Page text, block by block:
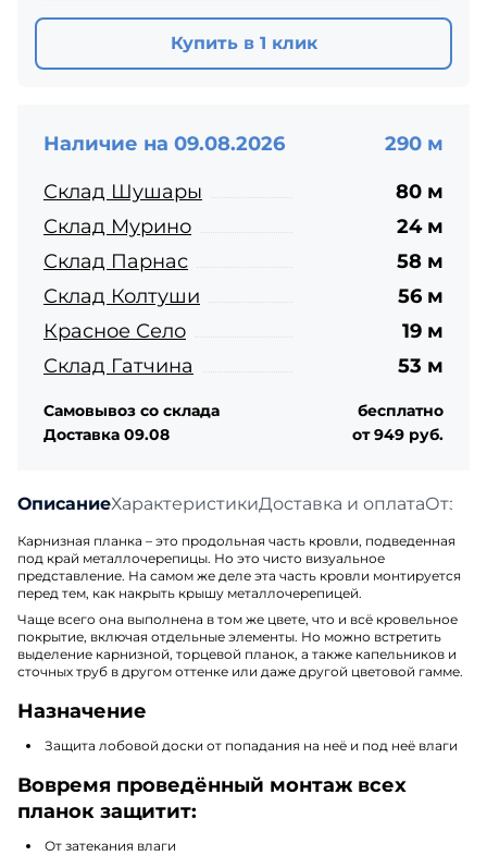
ОписаниеХарактеристикиДоставка и оплата
Карнизная планка – это продольная часть кровли, подведенная
под край металлочерепицы. Но это чисто визуальное
представление. На самом же деле эта часть кровли монтируется
перед тем, как накрыть крышу металлочерепицей.
Чаще всего она выполнена в том же цвете, что и всё кровельное
покрытие, включая отдельные элементы. Но можно встретить
выделение карнизной, торцевой планок, а также капельников и
сточных труб в другом оттенке или даже другой цветовой гамме.
Назначение
Защита лобовой доски от попадания на неё и под неё влаги
Вовремя проведённый монтаж всех
планок защитит:
От затекания влаги
Купить в 1 клик
Наличие на 09.08.2026
290 м
Склад Шушары
80 м
Склад Мурино
24 м
Склад Парнас
58 м
Склад Колтуши
56 м
Красное Село
19 м
Склад Гатчина
53 м
Самовывоз со склада
бесплатно
Доставка 09.08
от 949 руб.